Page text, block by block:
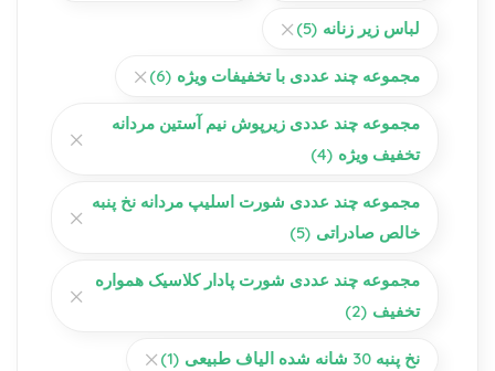
لباس زیر زنانه (5)
مجموعه چند عددی با تخفیفات ویژه (6)
مجموعه چند عددی زیرپوش نیم آستین مردانه
تخفیف ویژه (4)
مجموعه چند عددی شورت اسلیپ مردانه نخ پنبه
خالص صادراتی (5)
مجموعه چند عددی شورت پادار کلاسیک همواره
تخفیف (2)
نخ پنبه 30 شانه شده الیاف طبیعی (1)